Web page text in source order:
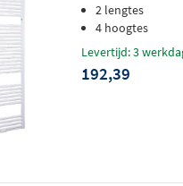
2 lengtes
4 hoogtes
Levertijd: 3
192,39